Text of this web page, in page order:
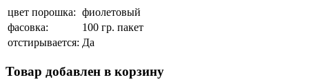
цвет порошка: фиолетовый
фасовка:
100 гр. пакет
отстирывается: Да
Товар добавлен в корзину